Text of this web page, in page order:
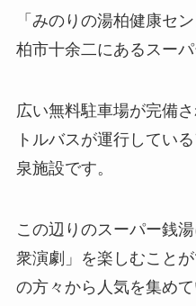
「みのりの湯柏健康セ
柏市十余二にあるスーパ
広い無料駐車場が完備
トルバスが運行してい
泉施設です。
この辺りのスーパー銭
衆演劇」を楽しむこと
の方々から人気を集めて